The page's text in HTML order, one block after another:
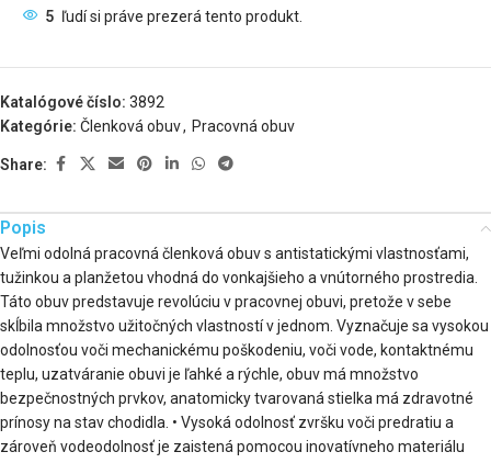
5 ľudí si práve prezerá tento produkt.
Katalógové číslo: 3892
Kategórie: Členková obuv, Pracovná obuv
Share:
Popis
Veľmi odolná pracovná členková obuv s antistatickými vlastnosťami,
tužinkou a planžetou vhodná do vonkajšieho a vnútorného prostredia.
Táto obuv predstavuje revolúciu v pracovnej obuvi, pretože v sebe
skĺbila množstvo užitočných vlastností v jednom. Vyznačuje sa vysokou
odolnosťou voči mechanickému poškodeniu, voči vode, kontaktnému
teplu, uzatváranie obuvi je ľahké a rýchle, obuv má množstvo
bezpečnostných prvkov, anatomicky tvarovaná stielka má zdravotné
prínosy na stav chodidla. • Vysoká odolnosť zvršku voči predratiu a
zároveň vodeodolnosť je zaistená pomocou inovatívneho materiálu